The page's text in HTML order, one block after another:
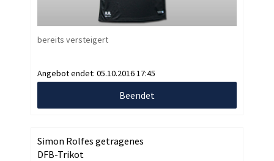
bereits versteigert
Angebot endet: 05.10.2016 17:45
Beendet
Simon Rolfes getragenes
DFB-Trikot